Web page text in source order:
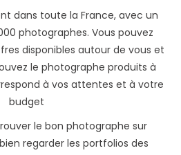
dans toute la France, avec un
photographes. Vous pouvez
disponibles autour de vous et
le photographe produits à
à vos attentes et à votre
budget
le bon photographe sur
regarder les portfolios des